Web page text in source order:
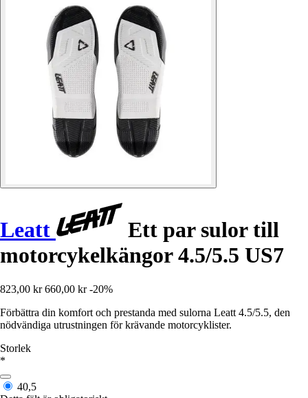
Leatt
Ett par sulor till
motorcykelkängor 4.5/5.5 US7
823,00 kr 660,00 kr -20%
Förbättra din komfort och prestanda med sulorna Leatt 4.5/5.5, den
nödvändiga utrustningen för krävande motorcyklister.
Storlek
*
40,5